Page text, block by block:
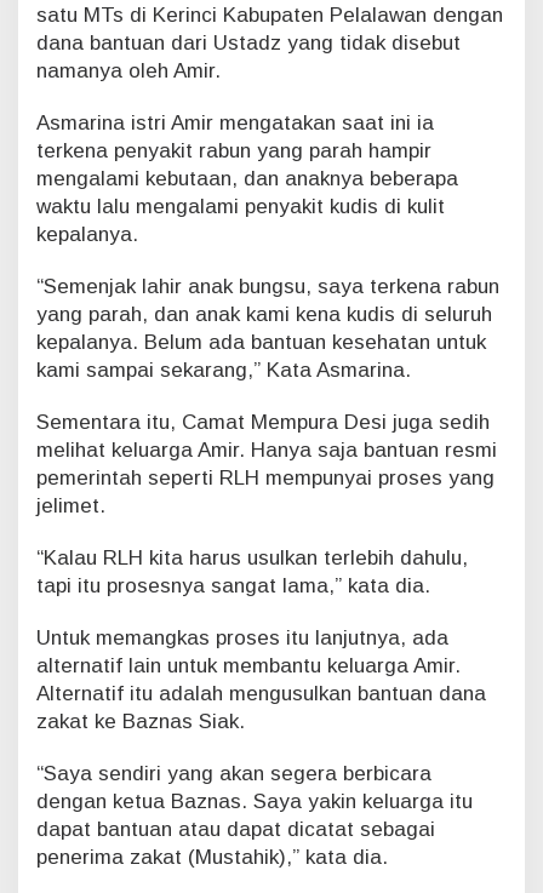
satu MTs di Kerinci Kabupaten Pelalawan dengan
dana bantuan dari Ustadz yang tidak disebut
namanya oleh Amir.
Asmarina istri Amir mengatakan saat ini ia
terkena penyakit rabun yang parah hampir
mengalami kebutaan, dan anaknya beberapa
waktu lalu mengalami penyakit kudis di kulit
kepalanya.
“Semenjak lahir anak bungsu, saya terkena rabun
yang parah, dan anak kami kena kudis di seluruh
kepalanya. Belum ada bantuan kesehatan untuk
kami sampai sekarang,” Kata Asmarina.
Sementara itu, Camat Mempura Desi juga sedih
melihat keluarga Amir. Hanya saja bantuan resmi
pemerintah seperti RLH mempunyai proses yang
jelimet.
“Kalau RLH kita harus usulkan terlebih dahulu,
tapi itu prosesnya sangat lama,” kata dia.
Untuk memangkas proses itu lanjutnya, ada
alternatif lain untuk membantu keluarga Amir.
Alternatif itu adalah mengusulkan bantuan dana
zakat ke Baznas Siak.
“Saya sendiri yang akan segera berbicara
dengan ketua Baznas. Saya yakin keluarga itu
dapat bantuan atau dapat dicatat sebagai
penerima zakat (Mustahik),” kata dia.